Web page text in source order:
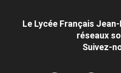
Le Lycée Français
réseaux
Suivez-